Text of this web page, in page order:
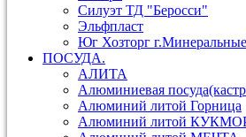
Силуэт ТД "Беросси"
Эльфпласт
Юг Хозторг
ПОСУДА.
АЛИТА
Алюминиевая
Алюминий литой Горница
Алюминий литой